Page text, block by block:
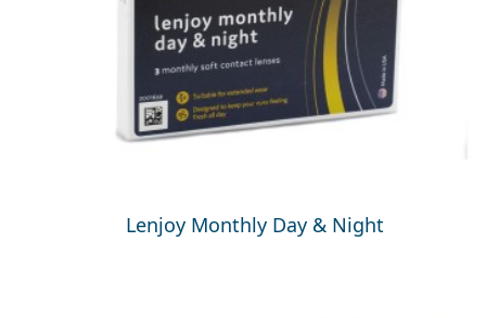
Lenjoy Monthly Day & Night